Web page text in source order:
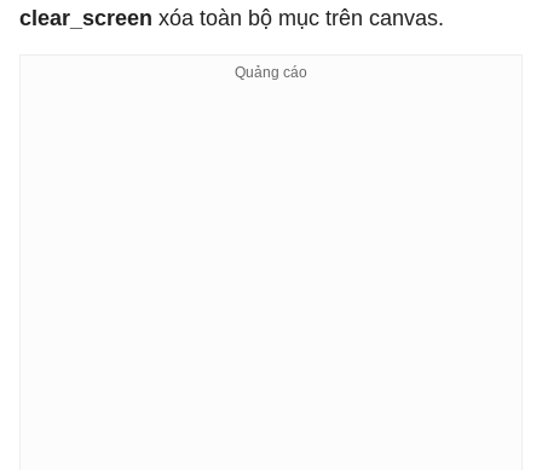
clear_screen xóa toàn bộ mục trên canvas.